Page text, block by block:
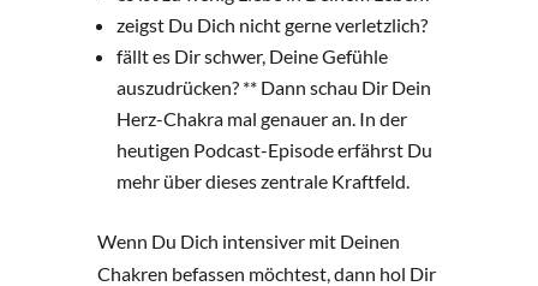
zeigst Du Dich nicht gerne verletzlich?
fällt es Dir schwer, Deine Gefühle
auszudrücken? ** Dann schau Dir Dein
Herz-Chakra mal genauer an. In der
heutigen Podcast-Episode erfährst Du
mehr über dieses zentrale Kraftfeld.
Wenn Du Dich intensiver mit Deinen
Chakren befassen möchtest, dann hol Dir